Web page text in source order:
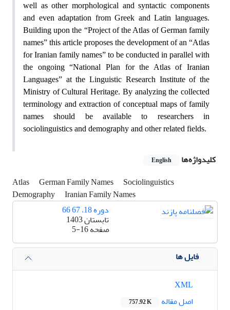
well as other morphological and syntactic components
and even adaptation from Greek and Latin languages.
Building upon the “Project of the Atlas of German family
names” this article proposes the development of an “Atlas
for Iranian family names” to be conducted in parallel with
the ongoing “National Plan for the Atlas of Iranian
Languages” at the Linguistic Research Institute of the
Ministry of Cultural Heritage. By analyzing the collected
terminology and extraction of conceptual maps of family
names should be available to researchers in
sociolinguistics and demography and other related fields.
کلیدواژه‌ها English
Atlas German Family Names
Sociolinguistics
Demography
Iranian Family Names
دوره 18، 67 66
تابستان 1403
صفحه5-16
فایل ها
اصل مقاله
757.92 K